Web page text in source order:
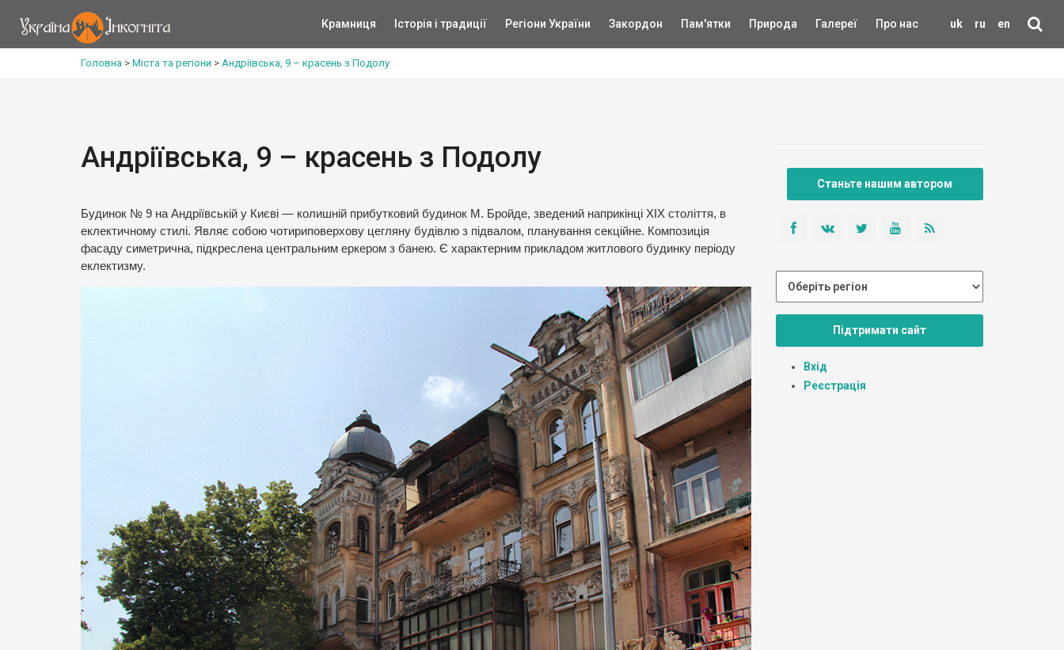
uk ru en
Крамниця Історія і традиції Регіони України Закордон Пам'ятки Природа Галереї Про нас
Головна > Міста та регіони > Андріївська, 9 – красень з Подолу
Андріївська, 9 – красень з Подолу
Будинок № 9 на Андріївській у Києві — колишній прибутковий будинок М. Бройде, зведений наприкінці XIX століття, в
еклектичному стилі. Являє собою чотириповерхову цегляну будівлю з підвалом, планування секційне. Композиція
фасаду симетрична, підкреслена центральним еркером з банею. Є характерним прикладом житлового будинку періоду
еклектизму.
Станьте нашим автором
Підтримати сайт
Вхід
Реєстрація